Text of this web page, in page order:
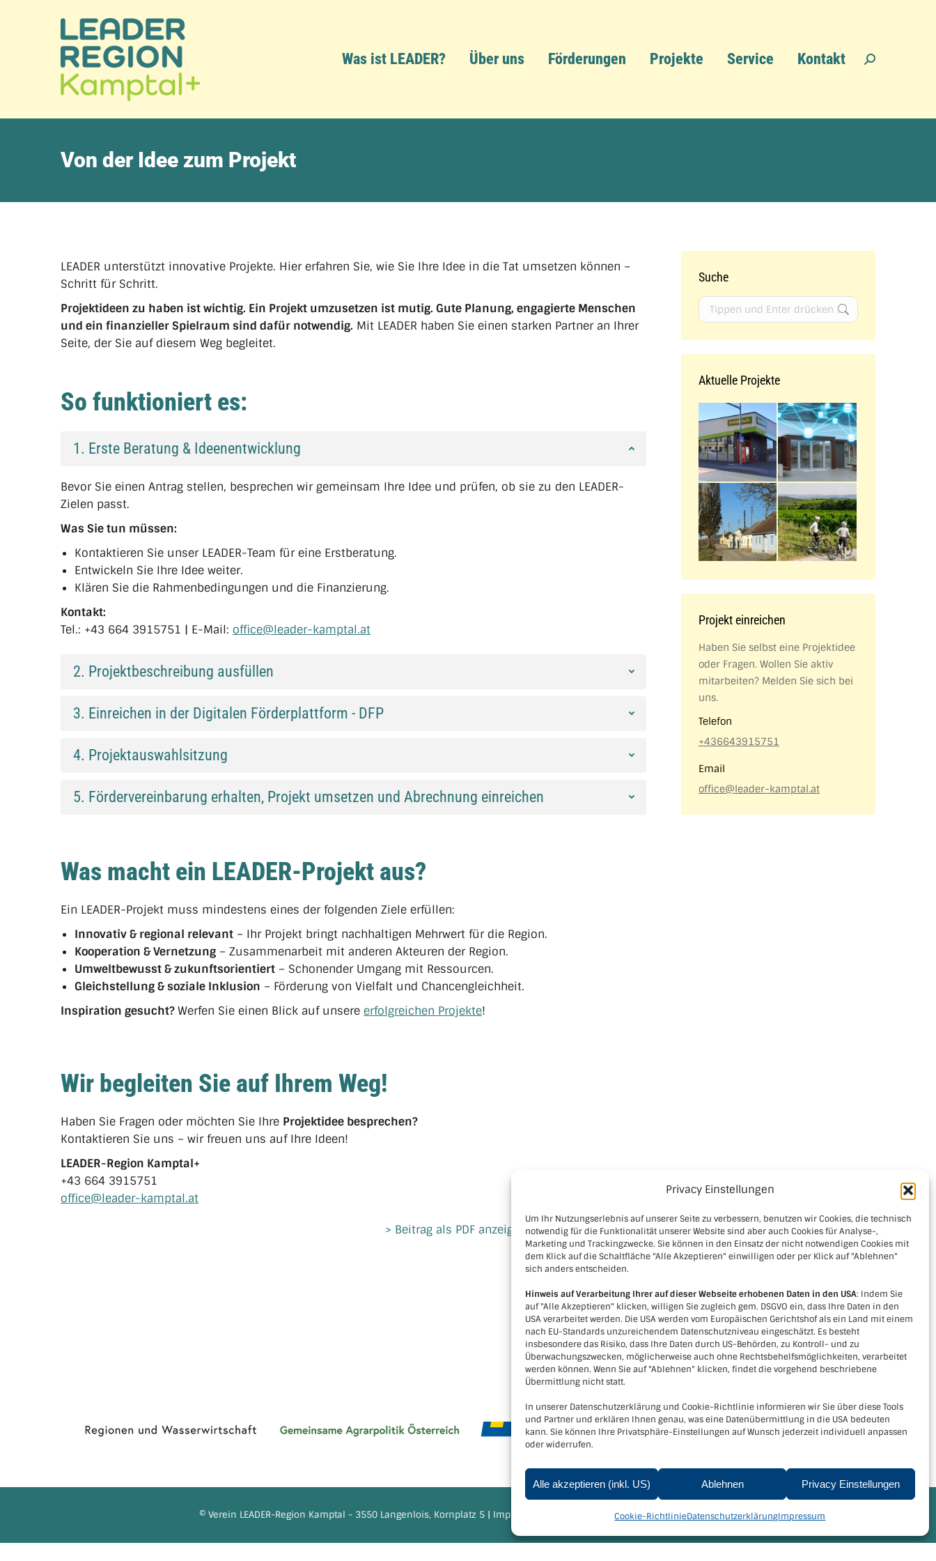
Privacy Einstellungen
Um Ihr Nutzungserlebnis auf unserer Seite zu verbessern, benutzen wir Cookies, die technisch
notwendig für die Funktionalität unserer Website sind aber auch Cookies für Analyse-,
Marketing und Trackingzwecke. Sie können in den Einsatz der nicht notwendigen Cookies mit
dem Klick auf die Schaltfläche "Alle Akzeptieren" einwilligen oder per Klick auf "Ablehnen"
sich anders entscheiden.
Hinweis auf Verarbeitung Ihrer auf dieser Webseite erhobenen Daten in den USA: Indem Sie
auf "Alle Akzeptieren" klicken, willigen Sie zugleich gem. DSGVO ein, dass Ihre Daten in den
USA verarbeitet werden. Die USA werden vom Europäischen Gerichtshof als ein Land mit einem
nach EU-Standards unzureichendem Datenschutzniveau eingeschätzt. Es besteht
insbesondere das Risiko, dass Ihre Daten durch US-Behörden, zu Kontroll- und zu
Überwachungszwecken, möglicherweise auch ohne Rechtsbehelfsmöglichkeiten, verarbeitet
werden können. Wenn Sie auf "Ablehnen" klicken, findet die vorgehend beschriebene
Übermittlung nicht statt.
In unserer Datenschutzerklärung und Cookie-Richtlinie informieren wir Sie über diese Tools
und Partner und erklären Ihnen genau, was eine Datenübermittlung in die USA bedeuten
kann. Sie können Ihre Privatsphäre-Einstellungen auf Wunsch jederzeit individuell anpassen
oder widerrufen.
Alle akzeptieren (inkl. US) Ablehnen Privacy Einstellungen
Cookie-RichtlinieDatenschutzerklärungImpressum
Was ist LEADER? Über uns Förderungen Projekte Service Kontakt Search:
Von der Idee zum Projekt
LEADER unterstützt innovative Projekte. Hier erfahren Sie, wie Sie Ihre Idee in die Tat umsetzen können –
Schritt für Schritt.
Projektideen zu haben ist wichtig. Ein Projekt umzusetzen ist mutig. Gute Planung, engagierte Menschen
und ein finanzieller Spielraum sind dafür notwendig. Mit LEADER haben Sie einen starken Partner an Ihrer
Seite, der Sie auf diesem Weg begleitet.
So funktioniert es:
1. Erste Beratung & Ideenentwicklung
Bevor Sie einen Antrag stellen, besprechen wir gemeinsam Ihre Idee und prüfen, ob sie zu den LEADER-
Zielen passt.
Was Sie tun müssen:
Kontaktieren Sie unser LEADER-Team für eine Erstberatung.
Entwickeln Sie Ihre Idee weiter.
Klären Sie die Rahmenbedingungen und die Finanzierung.
Kontakt:
Tel.: +43 664 3915751 | E-Mail: office@leader-kamptal.at
2. Projektbeschreibung ausfüllen
3. Einreichen in der Digitalen Förderplattform - DFP
4. Projektauswahlsitzung
5. Fördervereinbarung erhalten, Projekt umsetzen und Abrechnung einreichen
Was macht ein LEADER-Projekt aus?
Ein LEADER-Projekt muss mindestens eines der folgenden Ziele erfüllen:
Innovativ & regional relevant – Ihr Projekt bringt nachhaltigen Mehrwert für die Region.
Kooperation & Vernetzung – Zusammenarbeit mit anderen Akteuren der Region.
Umweltbewusst & zukunftsorientiert – Schonender Umgang mit Ressourcen.
Gleichstellung & soziale Inklusion – Förderung von Vielfalt und Chancengleichheit.
Inspiration gesucht?Werfen Sie einen Blick auf unsere erfolgreichen Projekte!
Wir begleiten Sie auf Ihrem Weg!
Haben Sie Fragen oder möchten Sie Ihre Projektidee besprechen?
Kontaktieren Sie uns – wir freuen uns auf Ihre Ideen!
LEADER-Region Kamptal+
+43 664 3915751
office@leader-kamptal.at
> Beitrag als PDF anzeigen > Beitrag drucken
Suche
Search:
Aktuelle Projekte
Projekt einreichen
Haben Sie selbst eine Projektidee
oder Fragen. Wollen Sie aktiv
mitarbeiten? Melden Sie sich bei
uns.
Telefon
+436643915751
Email
office@leader-kamptal.at
Kontakt
Tel.+436643915751
Email:office@leader-kamptal.at
© Verein LEADER-Region Kamptal - 3550 Langenlois, Kornplatz 5 | Impressum Datenschutzerklärung|Cookie-Richtlinie